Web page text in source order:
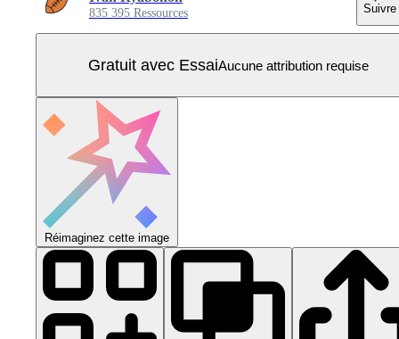
835 395 Ressources Suivre
Gratuit avec EssaiAucune attribution requise
Réimaginez cette image